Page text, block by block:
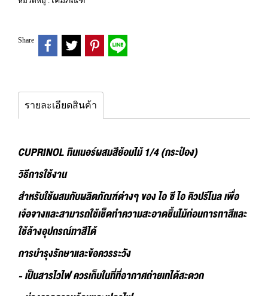
Share
รายละเอียดสินค้า
CUPRINOL ทินเนอร์ผสมสีย้อมไม้ 1/4 (กระป๋อง)
วิธีการใช้งาน
สำหรับใช้ผสมกับผลิตภัณฑ์ต่างๆ ของ ไอ ซี ไอ คิวปรีโนล เพื่อ
เจือจางและสามารถใช้เช็ดทำความสะอาดชิ้นไม้ก่อนการทาสีและ
ใช้ล้างอุปกรณ์ทาสีได้
การบำรุงรักษาและข้อควรระวัง
- เป็นสารไวไฟ ควรเก็บในที่ที่อากาศถ่ายเทได้สะดวก